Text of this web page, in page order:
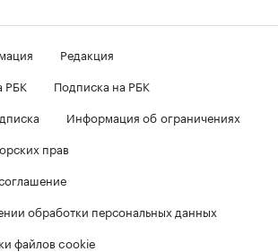
Редакция
РБК
Подписка на РБК
Информация об ограничениях
прав
обработки персональных данных
файлов cookie